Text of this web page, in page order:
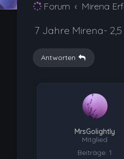
Forum Mirena
7 Jahre Mirena-
Antworten
MrsGolightly
Mitglied
Beiträge: 1